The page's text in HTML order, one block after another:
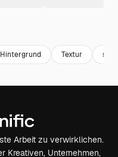
Hintergrund Textur
Arbeit zu verwirklichen.
Kreativen, Unternehmen,